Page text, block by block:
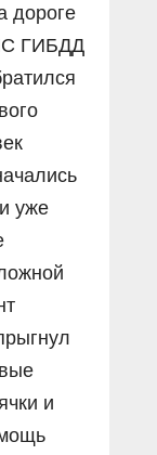
дороге
ГИБДД
уже
и